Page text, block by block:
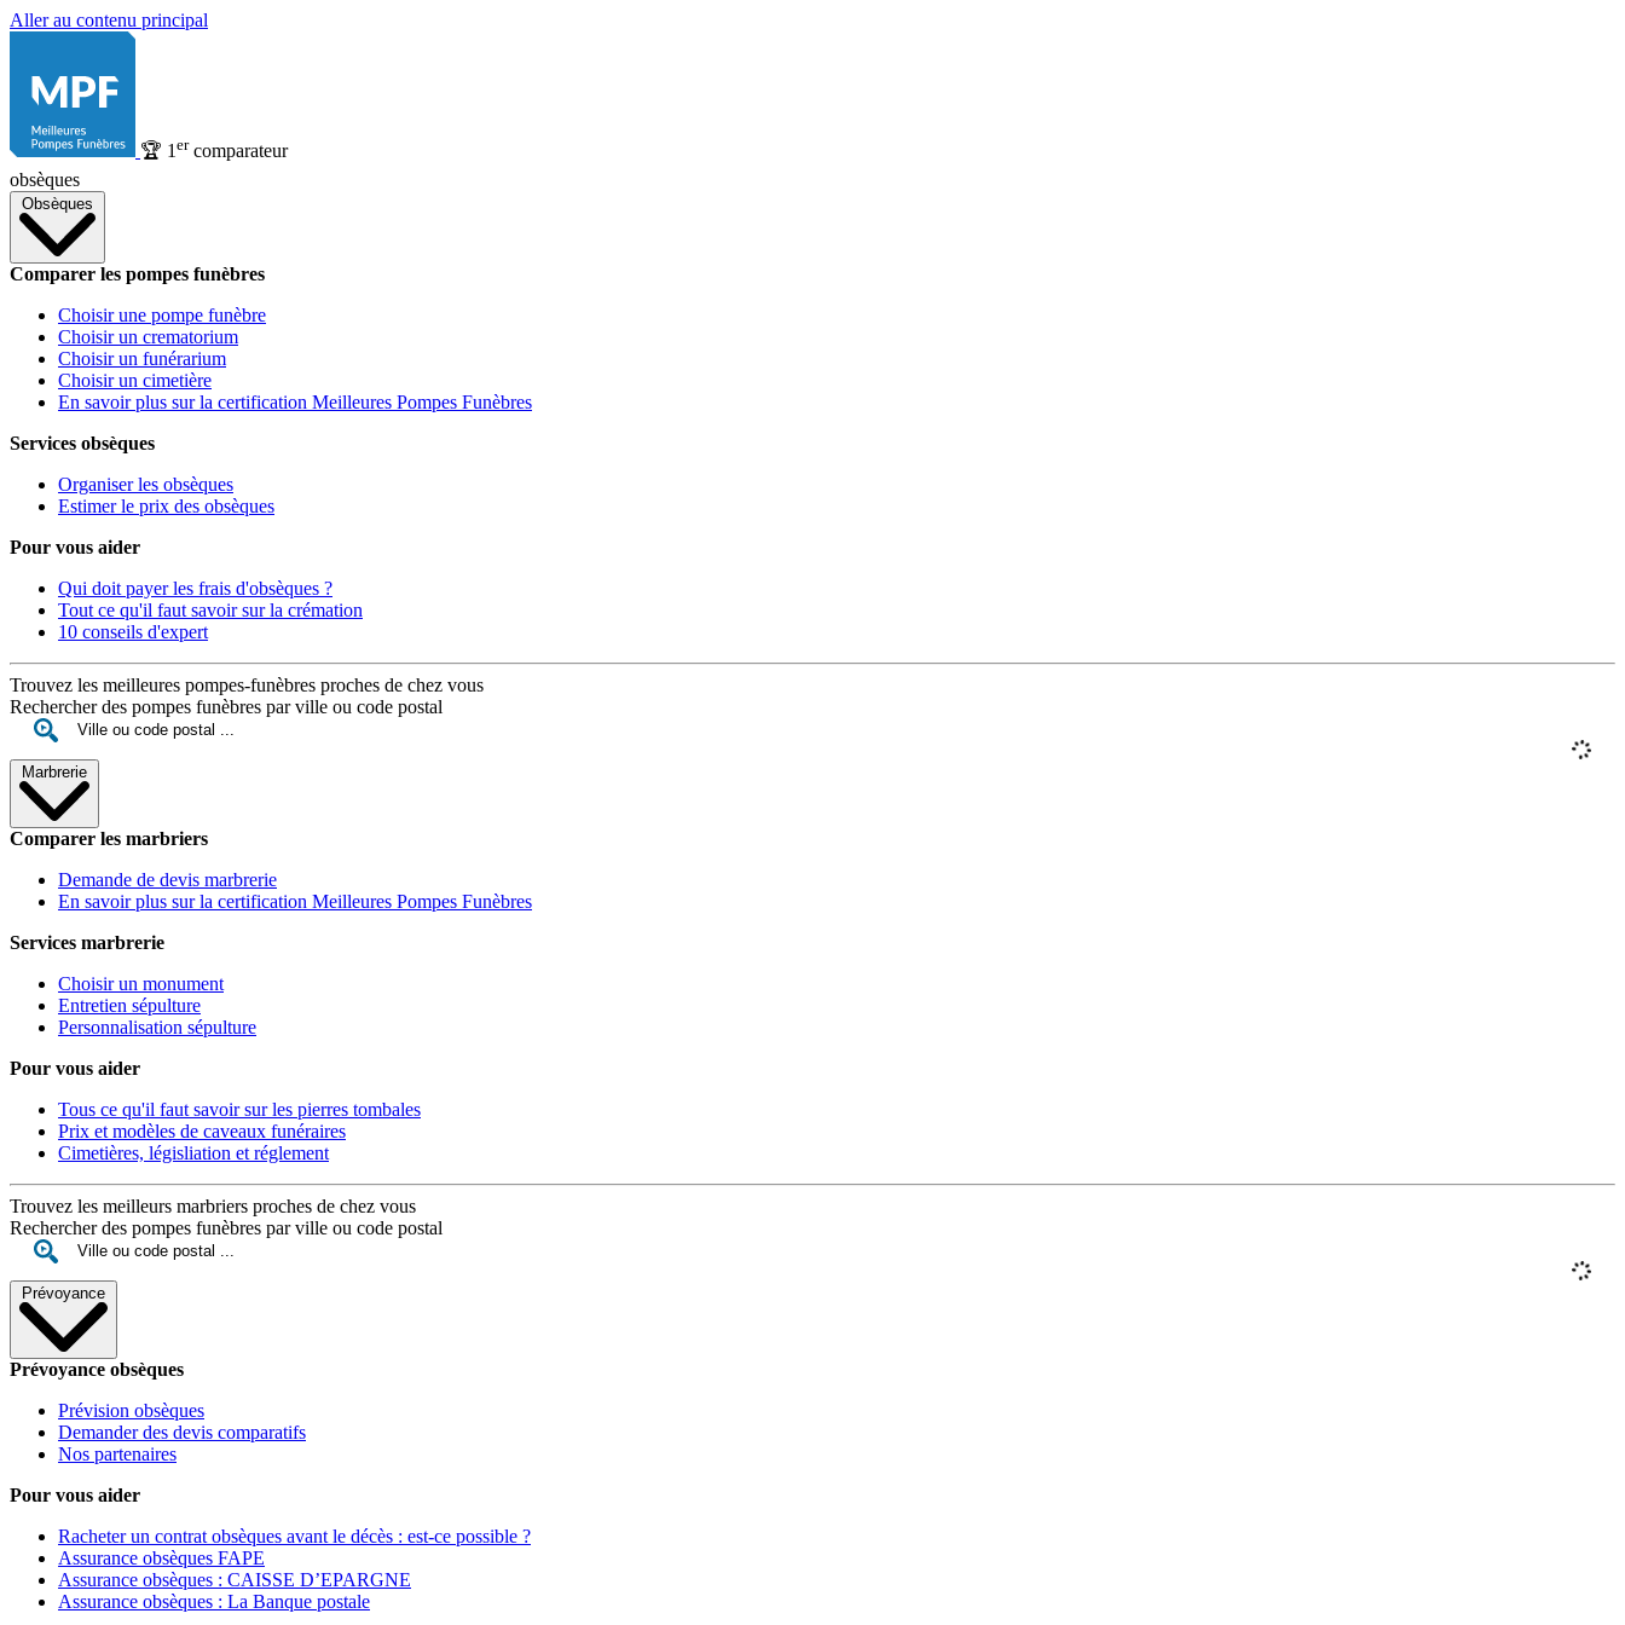
Aller au contenu principal
🏆 1 ercomparateur
obsèques
Obsèques
Comparer les pompes funèbres
Choisir une pompe funèbre
Choisir un crematorium
Choisir un funérarium
Choisir un cimetière
En savoir plus sur la certification Meilleures Pompes Funèbres
Services obsèques
Organiser les obsèques
Estimer le prix des obsèques
Pour vous aider
Qui doit payer les frais d'obsèques ?
Tout ce qu'il faut savoir sur la crémation
10 conseils d'expert
Trouvez les meilleures pompes-funèbres proches de chez vous
Rechercher des pompes funèbres par ville ou code postal
Marbrerie
Comparer les marbriers
Demande de devis marbrerie
En savoir plus sur la certification Meilleures Pompes Funèbres
Services marbrerie
Choisir un monument
Entretien sépulture
Personnalisation sépulture
Pour vous aider
Tous ce qu'il faut savoir sur les pierres tombales
Prix et modèles de caveaux funéraires
Cimetières, législiation et réglement
Trouvez les meilleurs marbriers proches de chez vous
Rechercher des pompes funèbres par ville ou code postal
Prévoyance
Prévoyance obsèques
Prévision obsèques
Demander des devis comparatifs
Nos partenaires
Pour vous aider
Racheter un contrat obsèques avant le décès : est-ce possible ?
Assurance obsèques FAPE
Assurance obsèques : CAISSE D’EPARGNE
Assurance obsèques : La Banque postale